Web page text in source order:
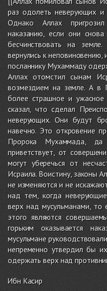
раз одолеть неверующих и
Однако Аллах
наказанию, если они
бесчинствовать на
вернулись к
посланнику Мухаммаду
Аллах отомстил сынам
возмездием на земле. А в
более страшное и
сказал, что сделал
неверующих. Они будут
навечно. Это откровение
Пророка Мухаммада,
приветствует, от
могут уберечься от
Исраила. Воистину, законы
не изменяются и не
над тем, когда
верх над мусульманами, то
этого являются
горьким оказывается
мусульмане
непременно утвердил бы
одержать верх над
Ибн Касир